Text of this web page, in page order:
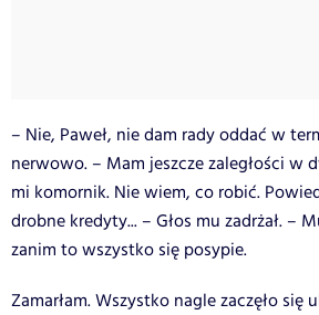
– Nie, Paweł, nie dam rady oddać w
nerwowo. – Mam jeszcze zaległości w
mi komornik. Nie wiem, co robić.
drobne kredyty... – Głos mu zadrżał. –
zanim to wszystko się posypie.
Zamarłam. Wszystko nagle zaczęło się